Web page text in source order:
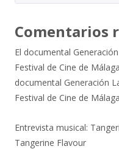
Comentarios
El documental
Festival de Cine de
documental Generación
Festival de Cine de Málaga
Entrevista musical:
Tangerine Flavour